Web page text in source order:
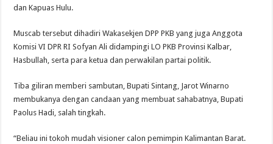
dan Kapuas Hulu.
Muscab tersebut dihadiri Wakasekjen DPP PKB yang juga Anggota
Komisi VI DPR RI Sofyan Ali didampingi LO PKB Provinsi Kalbar,
Hasbullah, serta para ketua dan perwakilan partai politik.
Tiba giliran memberi sambutan, Bupati Sintang, Jarot Winarno
membukanya dengan candaan yang membuat sahabatnya, Bupati
Paolus Hadi, salah tingkah.
“Beliau ini tokoh mudah visioner calon pemimpin Kalimantan Barat.